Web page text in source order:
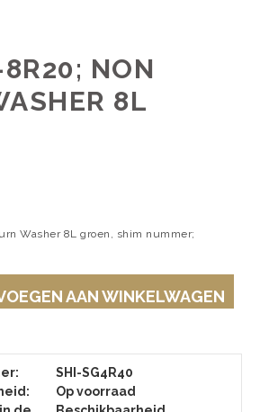
NON
8L
Washer 8L groen, shim nummer;
AAN WINKELWAGEN
SHI-SG4R40
Op voorraad